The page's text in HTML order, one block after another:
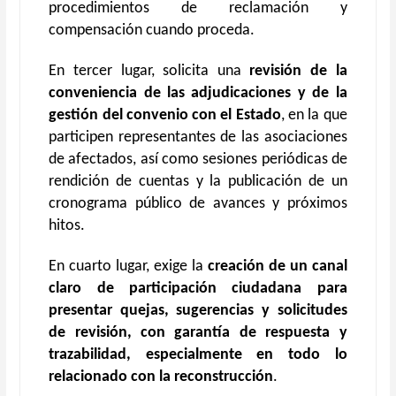
procedimientos de reclamación y
compensación cuando proceda.
En tercer lugar, solicita una revisión de la
conveniencia de las adjudicaciones y de la
gestión del convenio con el Estado, en la que
participen representantes de las asociaciones
de afectados, así como sesiones periódicas de
rendición de cuentas y la publicación de un
cronograma público de avances y próximos
hitos.
En cuarto lugar, exige la creación de un canal
claro de participación ciudadana para
presentar quejas, sugerencias y solicitudes
de revisión, con garantía de respuesta y
trazabilidad, especialmente en todo lo
relacionado con la reconstrucción.